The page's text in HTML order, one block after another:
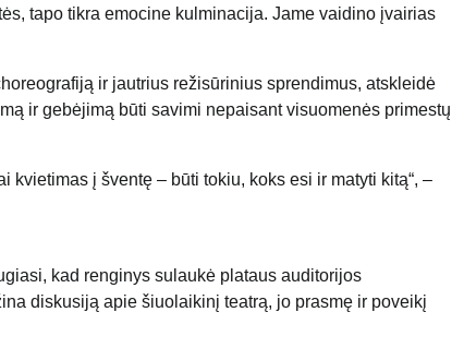
tapo tikra emocine kulminacija. Jame vaidino įvairias
ir jautrius režisūrinius sprendimus, atskleidė
ir gebėjimą būti savimi nepaisant visuomenės primestų
kvietimas į šventę – būti tokiu, koks esi ir matyti kitą“, –
kad renginys sulaukė plataus auditorijos
diskusiją apie šiuolaikinį teatrą, jo prasmę ir poveikį